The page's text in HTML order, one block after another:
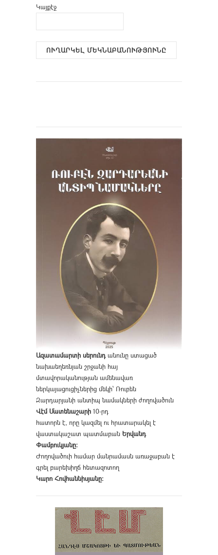
Կայքէջ
Ազատամարտի սերունդանունը ստացած
նախաեղեռնյան շրջանի հայ
մտավորականության ամենավառ
ներկայացուցիչներից մեկի՝ Ռուբեն
Զարդարյանի անտիպ նամակների ժողովածուն
Վէմ Մատենաշարի 10-րդ
հատորն է, որը կազմել ու հրատարակել է
վաստակաշատ պատմաբան Երվանդ
Փամբուկյանը։
Ժողովածուի համար մանրամասն առաջաբան է
գրել բարեխիղճ հետազոտող
Կարո Հովհաննիսյանը։